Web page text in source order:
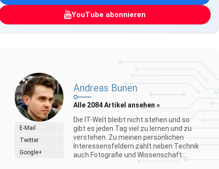
YouTube abonnieren
E-Mail
Twitter
Google+
Andreas Bunen
Alle 2084 Artikel ansehen »
Die IT-Welt bleibt nicht stehen und so
gibt es jeden Tag viel zu lernen und zu
verstehen. Zu meinen persönlichen
Interessensfeldern zählt neben Technik
auch Fotografie und Wissenschaft....